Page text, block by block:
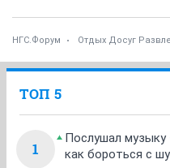
НГС.Форум Отдых Досуг
ТОП 5
1
Послушал музыку
как бороться с